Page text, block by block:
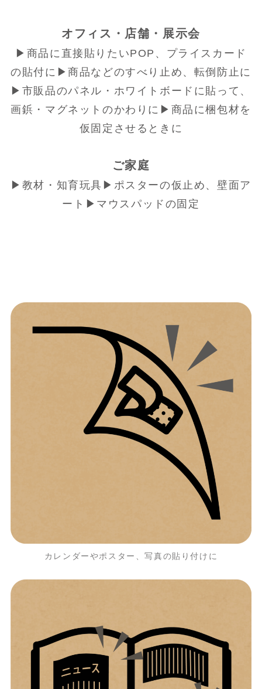
オフィス・店舗・展示会
▶商品に直接貼りたいPOP、プライスカード
の貼付に▶商品などのすべり止め、転倒防止に
▶市販品のパネル・ホワイトボードに貼って、
画鋲・マグネットのかわりに▶商品に梱包材を
仮固定させるときに
ご家庭
▶教材・知育玩具▶ポスターの仮止め、壁面ア
ート▶マウスパッドの固定
カレンダーやポスター、写真の貼り付けに